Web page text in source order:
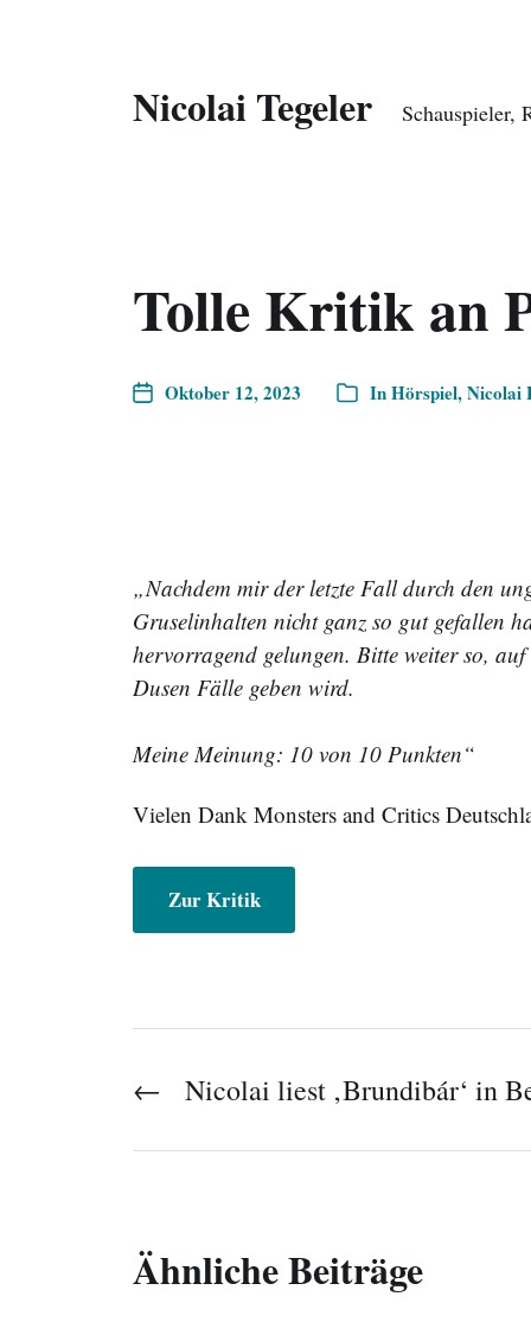
Nicolai Tegeler Schauspieler,
Tolle Kritik an
Oktober 12, 2023 InHörspiel,Nicolai
„Nachdem mir der letzte Fall durch den
Gruselinhalten nicht ganz so gut gefallen
hervorragend gelungen. Bitte weiter so, auf
Dusen Fälle geben wird.
Meine Meinung: 10 von 10 Punkten“
Vielen Dank Monsters and Critics
Zur Kritik
← Nicolai liest ‚Brundibár‘ in
Ähnliche Beiträge